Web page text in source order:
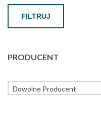
FILTRUJ
PRODUCENT
Dowolne Producent